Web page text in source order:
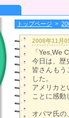
トップページ >
2008年11月
「Yes,We
今日は、歴
皆さんもう
した。
アメリカと
ことに感動
オバマ氏の